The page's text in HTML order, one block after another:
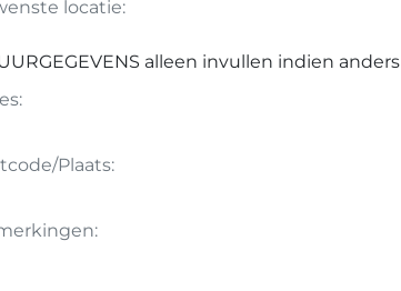
alleen invullen indien